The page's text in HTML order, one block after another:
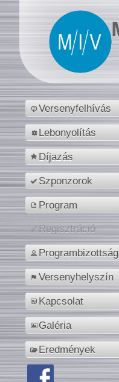
Versenyfelhívás
Lebonyolítás
Díjazás
Szponzorok
Program
Regisztráció
Programbizottság
Versenyhelyszín
Kapcsolat
Galéria
Eredmények